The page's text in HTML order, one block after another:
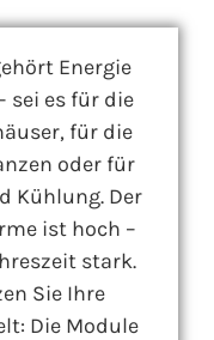
Energie
sei es für die
für die
oder für
Kühlung. Der
ist hoch –
stark.
Sie Ihre
Die Module